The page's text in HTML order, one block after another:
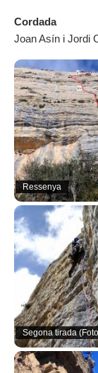
Cordada
Joan Asín i Jordi
Ressenya
Segona tirada